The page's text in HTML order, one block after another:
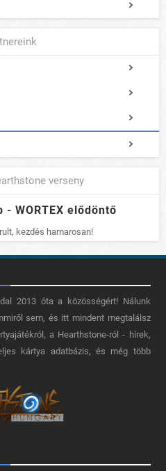
verseny
- WORTEX elődöntő
kezdés hamarosan!
2013 óta a közösségért! Nálunk
sem, és itt mindent megtalálsz
a Hearthstone-ról - hírek,
kártya adatbázis, és még több